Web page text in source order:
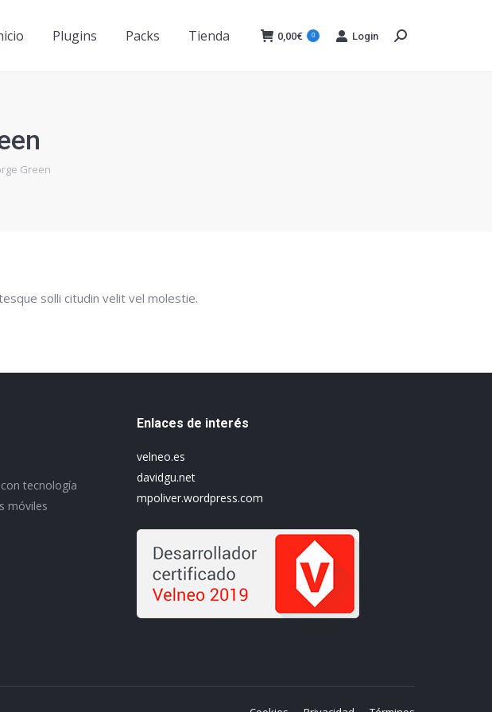
Plugins Packs Tienda 0,00€ 0 Login Buscar:
Green
solli citudin velit vel molestie.
tecnología
móviles
Enlaces de interés
velneo.es
davidgu.net
mpoliver.wordpress.com
Buscar: